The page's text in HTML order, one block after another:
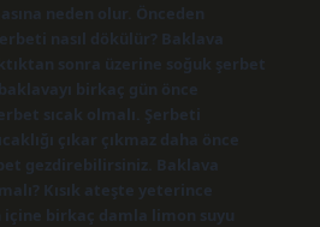
neden olur. Önceden
nasıl dökülür? Baklava
sonra üzerine soğuk şerbet
birkaç gün önce
sıcak olmalı. Şerbeti
çıkar çıkmaz daha önce
gezdirebilirsiniz. Baklava
Kısık ateşte yeterince
birkaç damla limon suyu